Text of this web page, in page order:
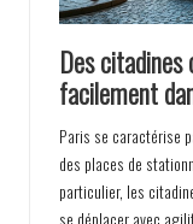
Des
facilement
Paris se caractérise
des places de
particulier, les
se déplacer avec